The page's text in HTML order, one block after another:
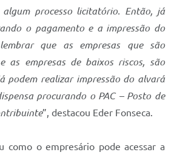
processo licitatório. Então, já
o pagamento e a impressão do
que as empresas que são
as empresas de baixos riscos, são
podem realizar impressão do alvará
procurando o PAC – Posto de
”, destacou Eder Fonseca.
como o empresário pode acessar a